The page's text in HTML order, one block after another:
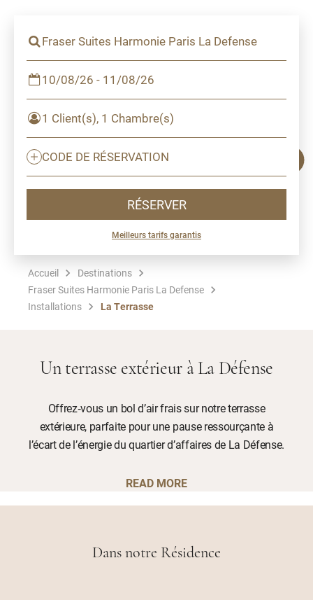
Fraser Suites Harmonie Paris La Defense
10/08/26 - 11/08/26
1 Client(s), 1 Chambre(s)
CODE DE RÉSERVATION
RÉSERVER
Meilleurs tarifs garantis
Accueil
Destinations
Fraser Suites Harmonie Paris La Defense
Installations
La Terrasse
Un terrasse extérieur à La Défense
Offrez‑vous un bol d’air frais sur notre terrasse
extérieure, parfaite pour une pause ressourçante à
l’écart de l’énergie du quartier d’affaires de La Défense.
READ MORE
Dans notre Résidence